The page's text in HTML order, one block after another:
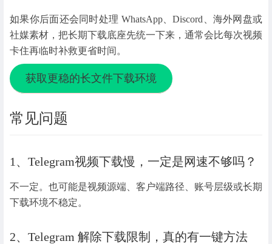
如果你后面还会同时处理 WhatsApp、Discord、海外网盘或
社媒素材，把长期下载底座先统一下来，通常会比每次视频
卡住再临时补救更省时间。
获取更稳的长文件下载环境
常见问题
1、Telegram视频下载慢，一定是网速不够吗？
不一定。也可能是视频源端、客户端路径、账号层级或长期
下载环境不稳定。
2、Telegram 解除下载限制，真的有一键方法